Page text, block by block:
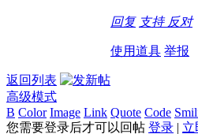
回复 支持 反对
使用道具 举报
返回列表
高级模式
B Color Image Link Quote Code
您需要登录后才可以回帖 登录 | 立